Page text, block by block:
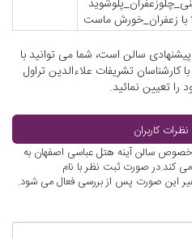
با زعفران_خورش ماست
سالن است، شما می توانید با
کارشناسان تشریفات علاءالدین تراول
را تعیین نمائید.
نظرات کاربران
خصوص سالن آینه هتل عباسی اصفهان به
کند.در صورت ثبت نظر با نام
این صورت پس از بررسی فعال می شود.